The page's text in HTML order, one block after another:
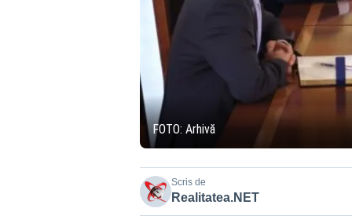
FOTO: Arhivă
Scris de
Realitatea.NET